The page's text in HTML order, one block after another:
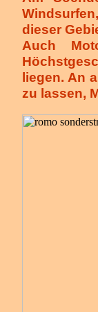
dieser
Auch
liegen. An
zu lassen,